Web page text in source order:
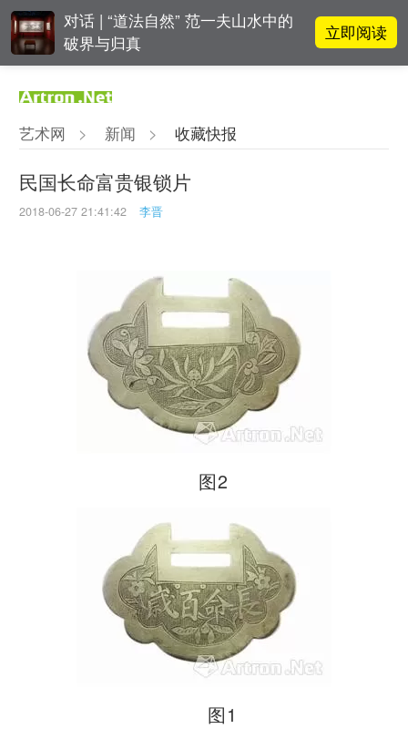
对话 | “道法自然” 范一夫山水中的
破界与归真
立即阅读
值
OCAT上海馆：参与构建上海艺术生
艺术网 > 新闻 > 收藏快报
民国长命富贵银锁片
2018-06-27 21:41:42 李晋
图2
图1